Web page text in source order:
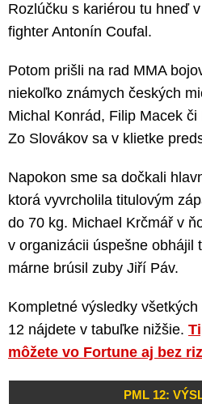
Rozlúčku s kariérou tu hneď
fighter Antonín Coufal.
Potom prišli na rad MMA
niekoľko známych českých
Michal Konrád, Filip Macek či
Zo Slovákov sa v klietke
Napokon sme sa dočkali
ktorá vyvrcholila titulovým
do 70 kg. Michael Krčmář v
v organizácii úspešne obhájil
márne brúsil zuby Jiří Páv.
Kompletné výsledky
12 nájdete v tabuľke nižšie.
môžete vo Fortune aj bez
PML 12: